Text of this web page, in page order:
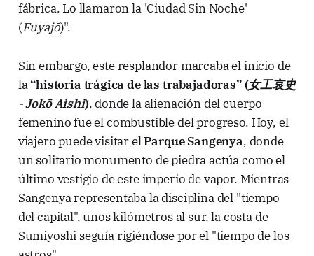
fábrica. Lo llamaron la 'Ciudad Sin Noche'
(Fuyajō)".
Sin embargo, este resplandor marcaba el inicio de
la“historia trágica de las trabajadoras” (女工哀史
- Jokō Aishi), donde la alienación del cuerpo
femenino fue el combustible del progreso. Hoy, el
viajero puede visitar elParque Sangenya, donde
un solitario monumento de piedra actúa como el
último vestigio de este imperio de vapor. Mientras
Sangenya representaba la disciplina del "tiempo
del capital", unos kilómetros al sur, la costa de
Sumiyoshi seguía rigiéndose por el "tiempo de los